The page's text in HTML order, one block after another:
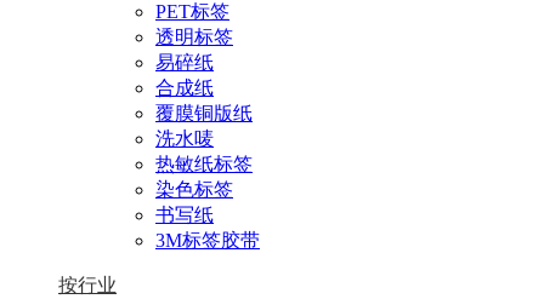
PET标签
透明标签
易碎纸
合成纸
覆膜铜版纸
洗水唛
热敏纸标签
染色标签
书写纸
3M标签胶带
按行业